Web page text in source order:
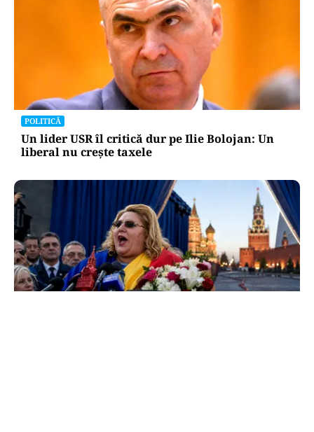
POLITICĂ
Un lider USR îl critică dur pe Ilie Bolojan: Un
liberal nu crește taxele